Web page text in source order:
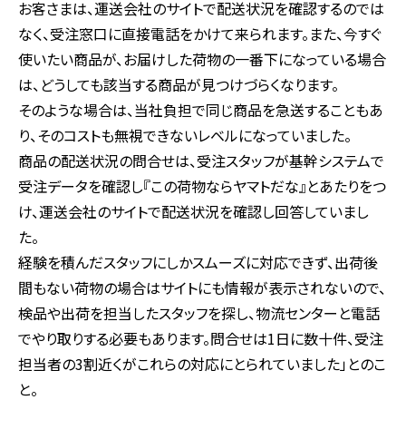
お客さまは、運送会社のサイトで配送状況を確認するのでは
なく、受注窓口に直接電話をかけて来られます。また、今すぐ
使いたい商品が、お届けした荷物の一番下になっている場合
は、どうしても該当する商品が見つけづらくなります。
そのような場合は、当社負担で同じ商品を急送することもあ
り、そのコストも無視できないレベルになっていました。
商品の配送状況の問合せは、受注スタッフが基幹システムで
受注データを確認し『この荷物ならヤマトだな』とあたりをつ
け、運送会社のサイトで配送状況を確認し回答していまし
た。
経験を積んだスタッフにしかスムーズに対応できず、出荷後
間もない荷物の場合はサイトにも情報が表示されないので、
検品や出荷を担当したスタッフを探し、物流センターと電話
でやり取りする必要もあります。問合せは1日に数十件、受注
担当者の3割近くがこれらの対応にとられていました」とのこ
と。